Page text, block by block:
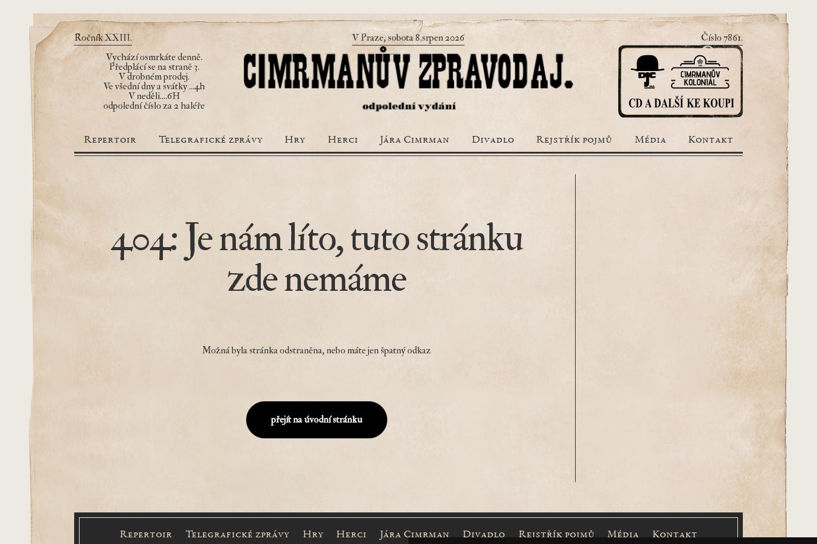
Ročník XXIII. V Praze, sobota 8.srpen 2026
Číslo 7861.
Vychází osmrkáte denně.
Předplácí se na straně 3.
V drobném prodej.
Ve všední dny a svátky ...4h
V neděli....6H
odpolední číslo za 2 haléře
Repertoir Telegrafické zprávy Hry Herci Jára Cimrman Divadlo Rejstřík pojmů Média Kontakt
404: Je nám líto, tuto stránku
zde nemáme
Možná byla stránka odstraněna, nebo máte jen špatný odkaz
přejít na úvodní stránku
Repertoir Telegrafické zprávy Hry Herci Jára Cimrman Divadlo Rejstřík pojmů Média Kontakt